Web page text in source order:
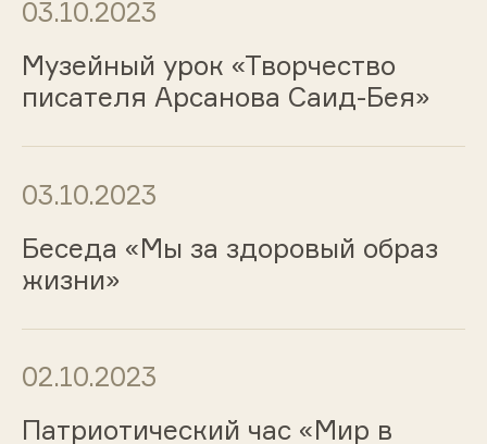
03.10.2023
Музейный урок «Творчество
писателя Арсанова Саид-Бея»
03.10.2023
Беседа «Мы за здоровый образ
жизни»
02.10.2023
Патриотический час «Мир в